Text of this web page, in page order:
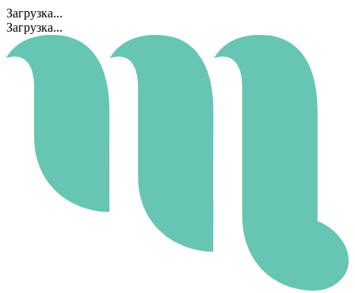
Загрузка...
Загрузка...